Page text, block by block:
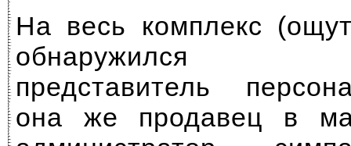
На весь комплекс
обнаружился
представитель
она же продавец в